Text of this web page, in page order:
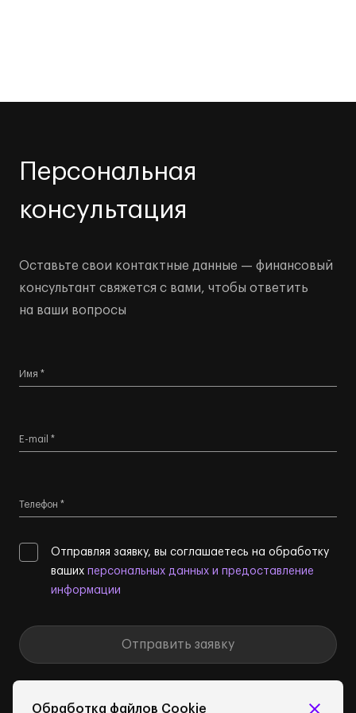
Персональная
консультация
Оставьте свои контактные данные — финансовый
консультант свяжется с вами, чтобы ответить
на ваши вопросы
Имя *
E-mail *
Телефон *
Отправляя заявку, вы соглашаетесь на обработку
ваших персональных данных и предоставление
информации
Отправить заявку
Обработка файлов Cookie